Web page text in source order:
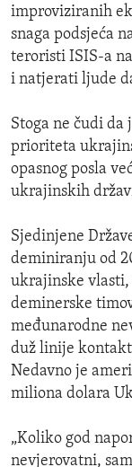
improviziranih
snaga podsjeća
teroristi ISIS-a
i natjerati ljude
Stoga ne čudi
prioriteta
opasnog posla
ukrajinskih
Sjedinjene
deminiranju od
ukrajinske vlasti,
deminerske
međunarodne
duž linije
Nedavno je
miliona dolara
„Koliko god
nevjerovatni,